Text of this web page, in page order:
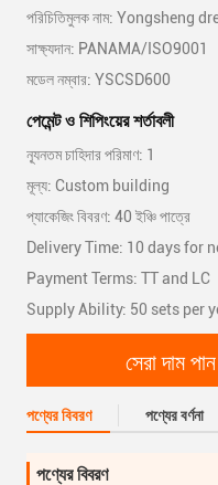
পরিচিতিমুলক নাম: Yongsheng
সাক্ষ্যদান: PANAMA/ISO9001
মডেল নম্বার: YSCSD600
পেমেন্ট ও শিপিংয়ের শর্তাবলী
ন্যূনতম চাহিদার পরিমাণ: 1
মূল্য: Custom building
প্যাকেজিং বিবরণ: 40 ইঞ্চি পাত্রে
Delivery Time: 10 days for
Payment Terms: TT and LC
Supply Ability: 50 sets per
সেরা দাম পান
পণ্যের বিবরণ পণ্যের বর্ণনা
পণ্যের বিবরণ